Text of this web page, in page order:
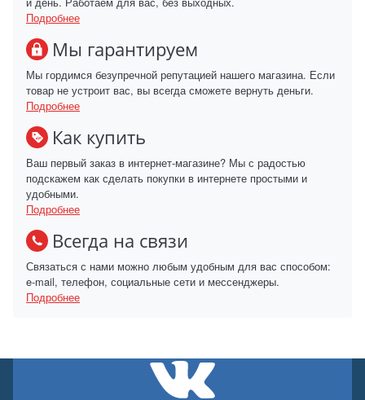
Подробнее
Мы гарантируем
Мы гордимся безупречной репутацией нашего магазина. Если
товар не устроит вас, вы всегда сможете вернуть деньги.
Подробнее
Как купить
Ваш первый заказ в интернет-магазине? Мы с радостью
подскажем как сделать покупки в интернете простыми и
удобными.
Подробнее
Всегда на связи
Связаться с нами можно любым удобным для вас способом:
e-mail, телефон, социальные сети и мессенджеры.
Подробнее